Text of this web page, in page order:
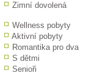
Zimní dovolená
Wellness pobyty
Aktivní pobyty
Romantika pro dva
S dětmi
Senioři